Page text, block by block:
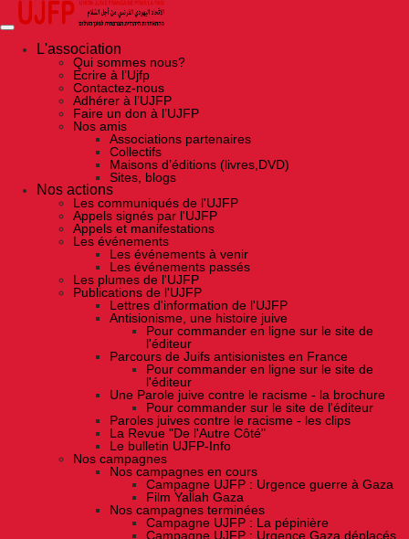
Skip
the
contentL'association
Qui sommes nous?
Ecrire à l’Ujfp
Contactez-nous
Adhérer à l’UJFP
Faire un don à l’UJFP
Nos amis
Associations partenaires
Collectifs
Maisons d’éditions (livres,DVD)
Sites, blogs
Nos actions
Les communiqués de l'UJFP
Appels signés par l'UJFP
Appels et manifestations
Les événements
Les événements à venir
Les événements passés
Les plumes de l'UJFP
Publications de l'UJFP
Lettres d'information de l'UJFP
Antisionisme, une histoire juive
Pour commander en ligne sur le site de
l'éditeur
Parcours de Juifs antisionistes en France
Pour commander en ligne sur le site de
l'éditeur
Une Parole juive contre le racisme - la brochure
Pour commander sur le site de l'éditeur
Paroles juives contre le racisme - les clips
La Revue "De l'Autre Côté"
Le bulletin UJFP-Info
Nos campagnes
Nos campagnes en cours
Campagne UJFP : Urgence guerre à Gaza
Film Yallah Gaza
Nos campagnes terminées
Campagne UJFP : La pépinière
Campagne UJFP : Urgence Gaza déplacés